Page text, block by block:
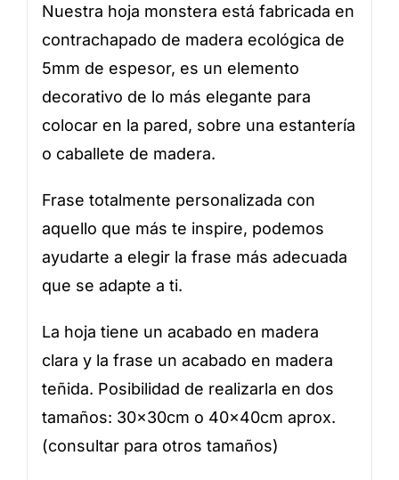
Nuestra hoja monstera está fabricada en
contrachapado de madera ecológica de
5mm de espesor, es un elemento
decorativo de lo más elegante para
colocar en la pared, sobre una estantería
o caballete de madera.
Frase totalmente personalizada con
aquello que más te inspire, podemos
ayudarte a elegir la frase más adecuada
que se adapte a ti.
La hoja tiene un acabado en madera
clara y la frase un acabado en madera
teñida. Posibilidad de realizarla en dos
tamaños: 30x30cm o 40x40cm aprox.
(consultar para otros tamaños)